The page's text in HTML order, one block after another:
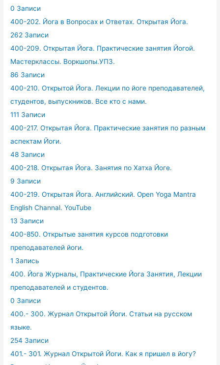
0 Записи
400-202. Йога в Вопросах и Ответах. Открытая Йога.
262 Записи
400-209. Открытая Йога. Практические занятия Йогой.
Мастерклассы. Воркшопы.УПЗ.
86 Записи
400-210. Открытой Йога. Лекции по йоге преподавателей,
студентов, выпускников. Все кто с нами.
111 Записи
400-217. Открытая Йога. Практические занятия по разным
аспектам Йоги.
48 Записи
400-218. Открытая Йога. Занятия по Хатха Йоге.
9 Записи
400-219. Открытая Йога. Английский. Open Yoga Mantra
English Channal. YouTube
13 Записи
400-850. Открытые занятия курсов подготовки
преподавателей йоги.
1 Запись
400. Йога Журналы, Практические Йога Занятия, Лекции
преподавателей и студентов.
0 Записи
400.- 300. Журнал Открытой Йоги. Статьи на русском
языке.
254 Записи
401.- 301. Журнал Открытой Йоги. Как я пришел в йогу?